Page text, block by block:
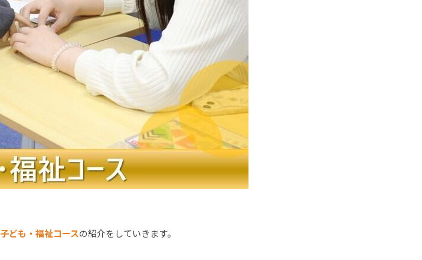
子ども・福祉コースの紹介をしていきます。